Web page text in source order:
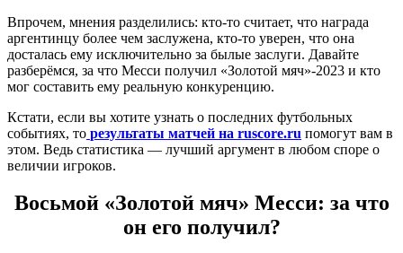
Впрочем, мнения разделились: кто-то считает, что награда
аргентинцу более чем заслужена, кто-то уверен, что она
досталась ему исключительно за былые заслуги. Давайте
разберёмся, за что Месси получил «Золотой мяч»-2023 и кто
мог составить ему реальную конкуренцию.
Кстати, если вы хотите узнать о последних футбольных
событиях, то результаты матчей на ruscore.ru помогут вам в
этом. Ведь статистика — лучший аргумент в любом споре о
величии игроков.
Восьмой «Золотой мяч» Месси: за что
он его получил?